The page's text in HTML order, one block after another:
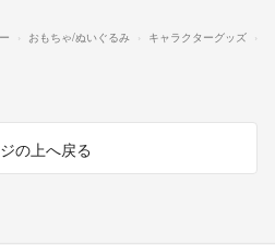
おもちゃ/ぬいぐるみ
キャラクターグッズ
の上へ戻る